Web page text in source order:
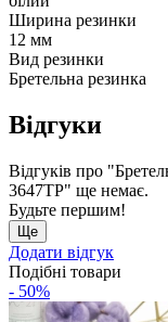
Ширина резинки
12 мм
Вид резинки
Бретельна резинка
Відгуки
Відгуків про
3647ТР" ще немає.
Будьте першим!
Ще
Додати відгук
Подібні товари
- 50%